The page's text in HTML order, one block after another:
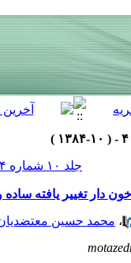
جلد ۱۰ شماره ۴ صفحات ۵۴-۴۷
دار تغییر یافته
، محمد حسین